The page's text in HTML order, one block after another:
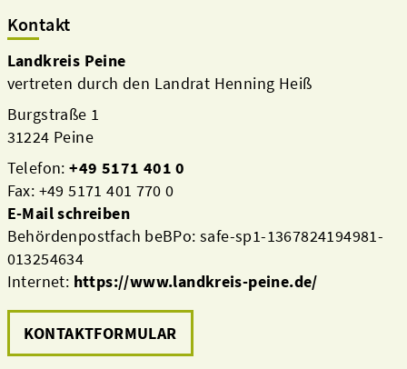
Kontakt
Landkreis Peine
vertreten durch den Landrat Henning Heiß
Burgstraße 1
31224 Peine
Telefon:+49 5171 401 0
Fax: +49 5171 401 770 0
E-Mail schreiben
Behördenpostfach beBPo: safe-sp1-1367824194981-
013254634
Internet: https://www.landkreis-peine.de/
KONTAKTFORMULAR